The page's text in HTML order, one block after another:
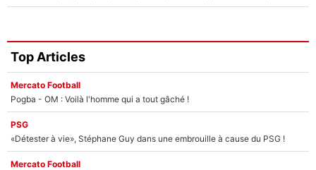
Top Articles
Mercato Football
Pogba - OM : Voilà l'homme qui a tout gâché !
PSG
«Détester à vie», Stéphane Guy dans une embrouille à cause du PSG !
Mercato Football